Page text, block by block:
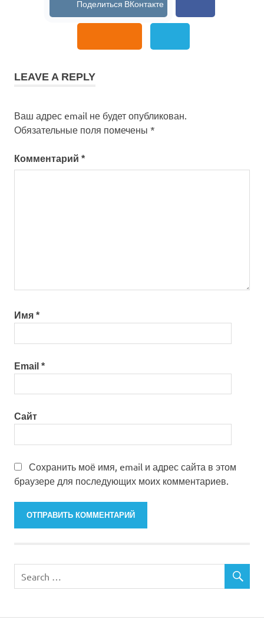
LEAVE A REPLY
Ваш адрес email не будет опубликован.
Обязательные поля помечены *
Комментарий *
Имя *
Email *
Сайт
Сохранить моё имя, email и адрес сайта в этом
браузере для последующих моих комментариев.